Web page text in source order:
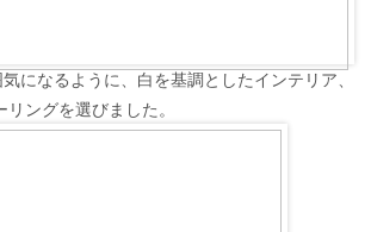
になるように、白を基調としたインテリア、
ングを選びました。